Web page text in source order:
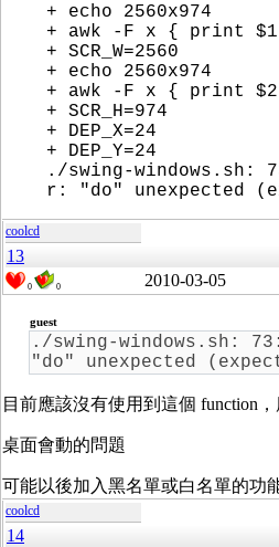
+ echo 2560x974
+ awk -F x { print
+ SCR_W=2560
+ echo 2560x974
+ awk -F x { print
+ SCR_H=974
+ DEP_X=24
+ DEP_Y=24
./swing-windows.sh:
r: "do" unexpected
coolcd
13
0 0 2010-03-05
guest
./swing-windows.sh:
"do" unexpected
目前應該沒有使用到這個 function，
桌面會動的問題
可能以後加入黑名單或白名單的功
coolcd
14